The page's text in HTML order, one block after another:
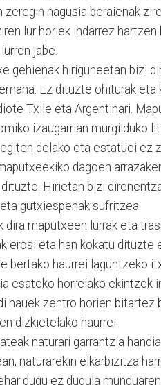
zeregin nagusia beraienak
lur horiek indarrez
jabe.
gehienak hiriguneetan bizi
Ez dituzte ohiturak
Txile eta Argentinari.
izaugarrian murgilduko
delako eta estatuei ez
dagoen
Hirietan bizi
gutxiespenak sufritzea.
dira maputxeen lurrak eta
erosi eta han kokatu
bertako haurrei laguntzeko
esateko horrelako
hauek zentro horien
dizkietelako haurrei.
naturari garrantzia
naturarekin elkarbizitza
dugu ez dugula